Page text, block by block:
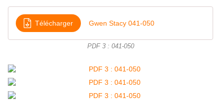
Télécharger Gwen Stacy 041-050
PDF 3 : 041-050